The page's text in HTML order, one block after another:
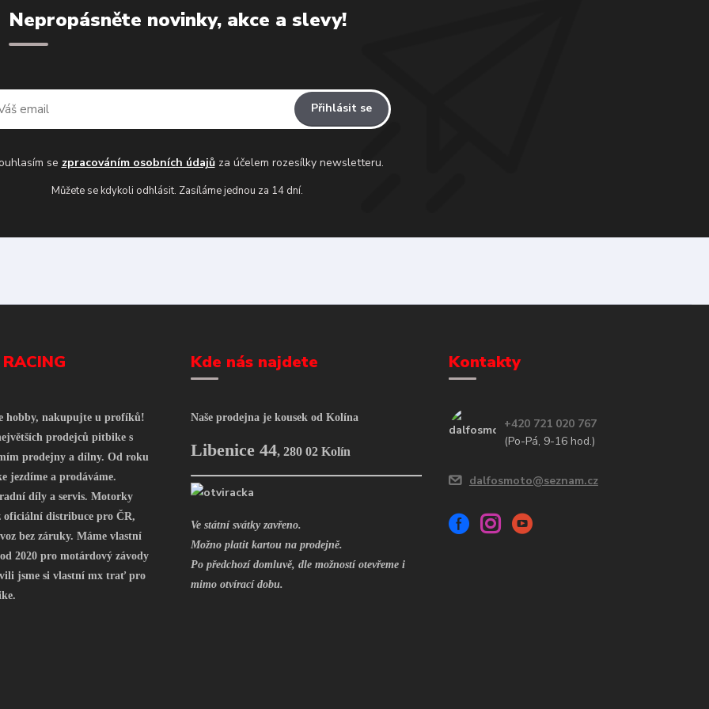
Nepropásněte novinky, akce a slevy!
Přihlásit se
se zpracováním osobních údajůza účelem rozesílky newsletteru.
Můžete se kdykoli odhlásit. Zasíláme jednou za 14 dní.
hobby, nakupujte u profíků!
prodejců pitbike s
prodejny a dílny. Od roku
jezdíme a prodáváme.
díly a servis. Motorky
oficiální distribuce pro ČR,
bez záruky. Máme vlastní
2020 pro motárdový závody
jsme si vlastní mx trať pro
Kde nás najdete
Naše prodejna je kousek od Kolína
Libenice 44, 280 02 Kolín
Ve státní svátky zavřeno.
Možno platit kartou na prodejně.
Po předchozí domluvě, dle možností otevřeme i
mimo otvírací dobu.
Kontakty
+420 721 020 767
(Po-Pá, 9-16 hod.)
dalfosmoto@seznam.cz